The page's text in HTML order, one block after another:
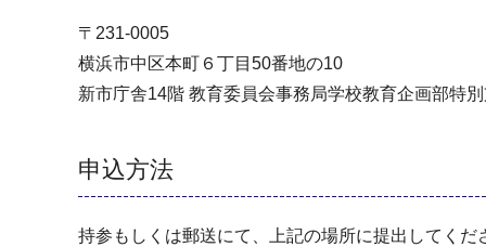
〒231-0005
横浜市中区本町６丁目50番地の10
新市庁舎14階 教育委員会事務局学校教育企画部特
申込方法
持参もしくは郵送にて、上記の場所に提出してくだ